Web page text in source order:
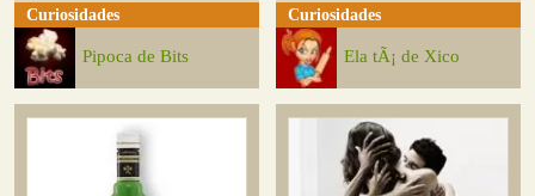
Curiosidades
Pipoca de Bits
Curiosidades
Ela tÃ¡ de Xico